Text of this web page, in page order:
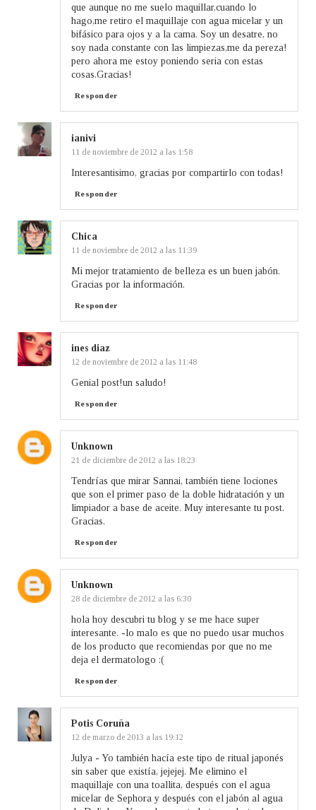
que aunque no me suelo maquillar,cuando lo
hago,me retiro el maquillaje con agua micelar y un
bifásico para ojos y a la cama. Soy un desatre, no
soy nada constante con las limpiezas,me da pereza!
pero ahora me estoy poniendo seria con estas
cosas.Gracias!
Responder
ianivi
11 de noviembre de 2012 a las 1:58
Interesantisimo, gracias por compartirlo con todas!
Responder
Chica
11 de noviembre de 2012 a las 11:39
Mi mejor tratamiento de belleza es un buen jabón.
Gracias por la información.
Responder
ines diaz
12 de noviembre de 2012 a las 11:48
Genial post!un saludo!
Responder
Unknown
21 de diciembre de 2012 a las 18:23
Tendrías que mirar Sannai, también tiene lociones
que son el primer paso de la doble hidratación y un
limpiador a base de aceite. Muy interesante tu post.
Gracias.
Responder
Unknown
28 de diciembre de 2012 a las 6:30
hola hoy descubri tu blog y se me hace super
interesante. -lo malo es que no puedo usar muchos
de los producto que recomiendas por que no me
deja el dermatologo :(
Responder
Potis Coruña
12 de marzo de 2013 a las 19:12
Julya - Yo también hacía este tipo de ritual japonés
sin saber que existía, jejejej. Me elimino el
maquillaje con una toallita, después con el agua
micelar de Sephora y después con el jabón al agua